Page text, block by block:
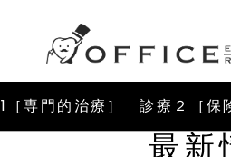
［専門的治療］ 診療２［保
最新